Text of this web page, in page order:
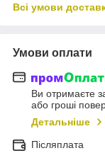
Всі умови
Умови оплати
Ви отримаєте
або гроші
Детальніше
Післяплата